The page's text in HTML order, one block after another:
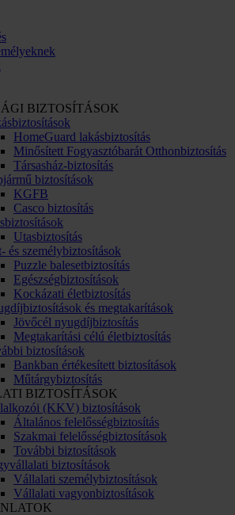
BIZTOSÍTÁSOK
HomeGuard lakásbiztosítás
Minősített Fogyasztóbarát Otthonbiztosítás
Társasház-biztosítás
biztosítások
KGFB
Casco biztosítás
Utasbiztosítás
és személybiztosítások
Puzzle balesetbiztosítás
Egészségbiztosítások
Kockázati életbiztosítás
és megtakarítások
Jövőcél nyugdíjbiztosítás
Megtakarítási célú életbiztosítás
biztosítások
Bankban értékesített biztosítások
Műtárgybiztosítás
BIZTOSÍTÁSOK
(KKV) biztosítások
Általános felelősségbiztosítás
Szakmai felelősségbiztosítások
További biztosítások
biztosítások
Vállalati személybiztosítások
Vállalati vagyonbiztosítások